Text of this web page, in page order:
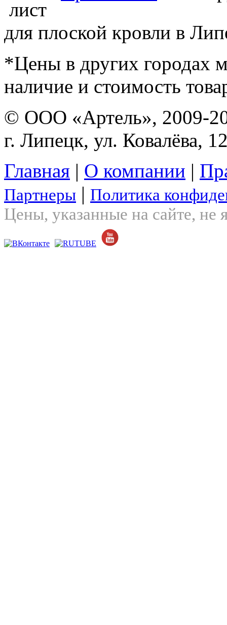
для плоской кровли в
*Цены в других городах
наличие и стоимость
© ООО «Артель», 2009-
г. Липецк, ул. Ковалёва,
Главная | О компании |
Партнеры | Политика
Цены, указанные на сайте, не